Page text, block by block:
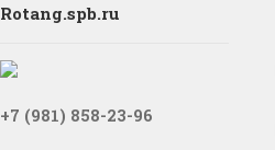
Rotang.spb.ru
+7 (981) 858-23-96